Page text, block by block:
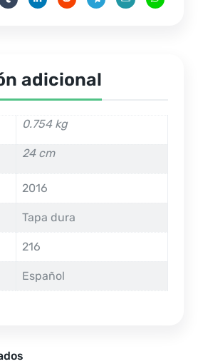
adicional
0.754 kg
24 cm
2016
Tapa dura
216
Español